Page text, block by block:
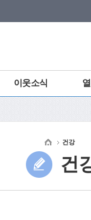
이웃소식
건강
건